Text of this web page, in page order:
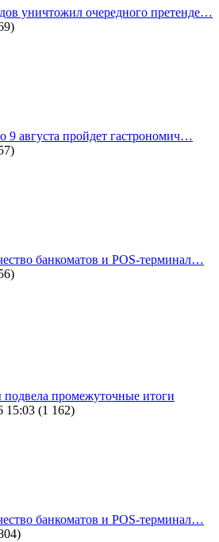
уничтожил очередного претенде…
9 августа пройдет гастрономич…
банкоматов и POS-терминал…
промежуточные итоги
15:03 (1 162)
банкоматов и POS-терминал…